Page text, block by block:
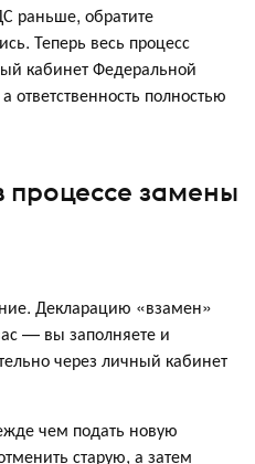
раньше, обратите
Теперь весь процесс
кабинет Федеральной
полностью
процессе замены
Декларацию «взамен»
— вы заполняете и
через личный кабинет
чем подать новую
старую, а затем